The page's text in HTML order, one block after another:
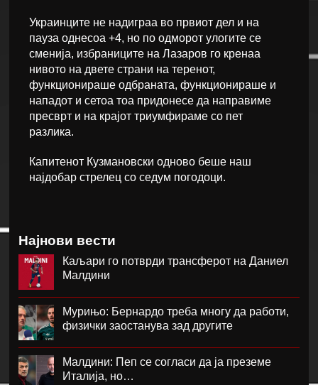
Украинците не надиграа во првиот дел и на
пауза однесоа +4, но по одморот улогите се
сменија, избраниците на Лазаров го кренаа
нивото на двете страни на теренот,
функционираше одбраната, функционираше и
нападот и сетоа тоа придонесе да направиме
пресврт и на крајот триумфираме со пет
разлика.
Капитенот Кузмановски одново беше наш
најдобар стрелец со седум погодоци.
Најнови вести
Каљари го потврди трансферот на Даниел
Малдини
Мурињо: Бернардо треба многу да работи,
физички заостанува зад другите
Малдини: Пеп се согласи да ја преземе
Италија, но…